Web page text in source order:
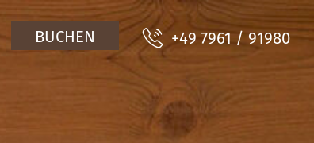
BUCHEN +49 7961 / 91980